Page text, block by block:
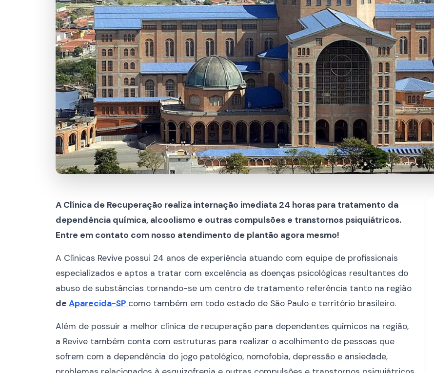
A Clínica de Recuperação realiza internação imediata 24 horas para tratamento da
dependência química, alcoolismo e outras compulsões e transtornos psiquiátricos.
Entre em contato com nosso atendimento de plantão agora mesmo!
A Clínicas Revive possui 24 anos de experiência atuando com equipe de profissionais
especializados e aptos a tratar com excelência as doenças psicológicas resultantes do
abuso de substâncias tornando-se um centro de tratamento referência tanto na região
de Aparecida-SP como também em todo estado de São Paulo e território brasileiro.
Além de possuir a melhor clínica de recuperação para dependentes químicos na região,
a Revive também conta com estruturas para realizar o acolhimento de pessoas que
sofrem com a dependência do jogo patológico, nomofobia, depressão e ansiedade,